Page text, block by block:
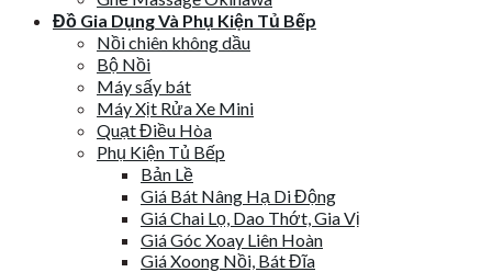
Đồ Gia Dụng Và Phụ Kiện Tủ Bếp
Nồi chiên không dầu
Bộ Nồi
Máy sấy bát
Máy Xịt Rửa Xe Mini
Quạt Điều Hòa
Phụ Kiện Tủ Bếp
Bản Lề
Giá Bát Nâng Hạ Di Động
Giá Chai Lọ, Dao Thớt, Gia Vị
Giá Góc Xoay Liên Hoàn
Giá Xoong Nồi, Bát Đĩa